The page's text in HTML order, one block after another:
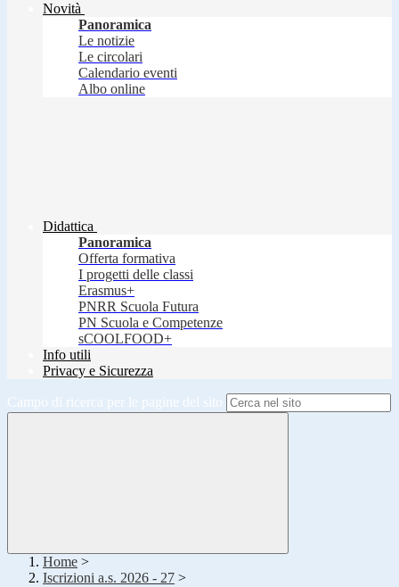
Novità
Panoramica
Le notizie
Le circolari
Calendario eventi
Albo online
Didattica
Panoramica
Offerta formativa
I progetti delle classi
Erasmus+
PNRR Scuola Futura
PN Scuola e Competenze
sCOOLFOOD+
Info utili
Privacy e Sicurezza
Campo di ricerca per le pagine del sito
Home >
Iscrizioni a.s. 2026 - 27 >